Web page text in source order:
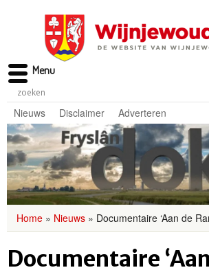
Nieuws Disclaimer Adverteren
Home » Nieuws » Documentaire ‘Aan de
Documentaire
Menu